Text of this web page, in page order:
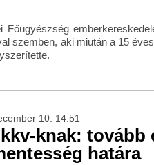
Főügyészség
szemben, aki miután a 15
10. 14:51
knak: tovább
határa